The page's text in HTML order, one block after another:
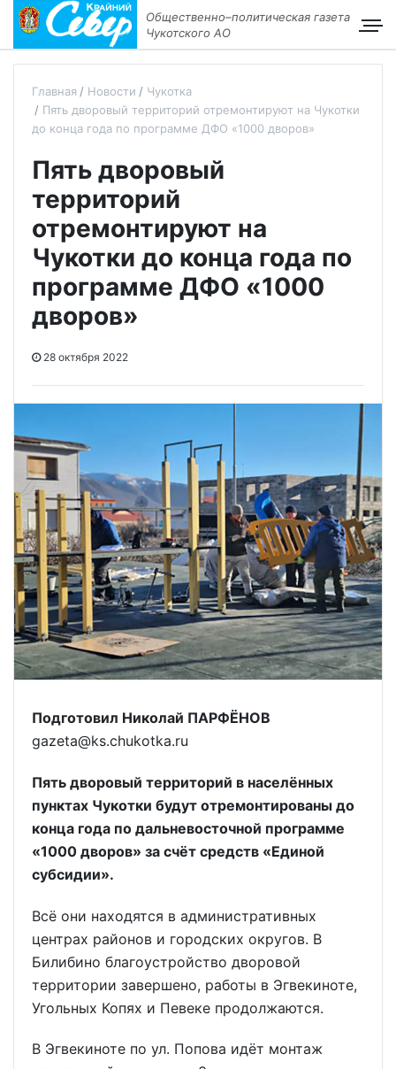
Общественно–политическая газета
Чукотского АО
Главная Новости
Чукотка
Пять дворовый территорий отремонтируют на Чукотки
до конца года по программе ДФО «1000 дворов»
Пять дворовый
территорий
отремонтируют на
Чукотки до конца года по
программе ДФО «1000
дворов»
28 октября 2022
Подготовил Николай ПАРФЁНОВ
gazeta@ks.chukotka.ru
Пять дворовый территорий в населённых
пунктах Чукотки будут отремонтированы до
конца года по дальневосточной программе
«1000 дворов» за счёт средств «Единой
субсидии».
Всё они находятся в административных
центрах районов и городских округов. В
Билибино благоустройство дворовой
территории завершено, работы в Эгвекиноте,
Угольных Копях и Певеке продолжаются.
В Эгвекиноте по ул. Попова идёт монтаж